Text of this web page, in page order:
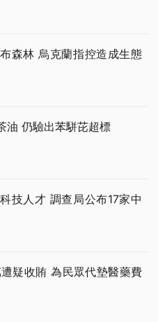
森林 烏克蘭指控造成生態
油 仍驗出苯駢芘超標
技人才 調查局公布17家中
疑收賄 為民眾代墊醫藥費